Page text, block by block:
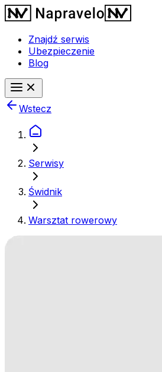
Znajdź serwis
Ubezpieczenie
Blog
Wstecz
Serwisy
Świdnik
Warsztat rowerowy